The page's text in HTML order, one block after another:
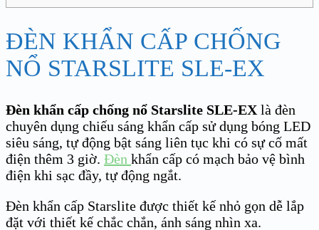
ĐÈN KHẨN CẤP CHỐNG
NỔ STARSLITE SLE-EX
Đèn khẩn cấp chống nổ Starslite SLE-EX là đèn
chuyên dụng chiếu sáng khẩn cấp sử dụng bóng LED
siêu sáng, tự động bật sáng liên tục khi có sự cố mất
điện thêm 3 giờ. Đèn khẩn cấp có mạch bảo vệ bình
điện khi sạc đầy, tự động ngắt.
Đèn khẩn cấp Starslite được thiết kế nhỏ gọn dễ lắp
đặt với thiết kế chắc chắn, ánh sáng nhìn xa.